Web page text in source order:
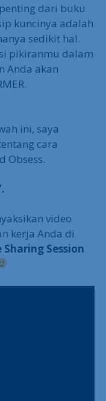
dari buku
kuncinya adalah
sedikit hal.
pikiranmu dalam
Anda akan
ini, saya
cara
Obsess.
video
kerja Anda di
Session